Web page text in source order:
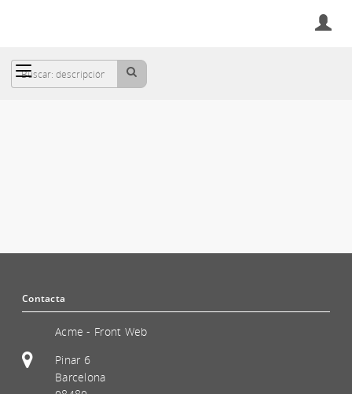
Contacta
Acme - Front Web
Pinar 6
Barcelona